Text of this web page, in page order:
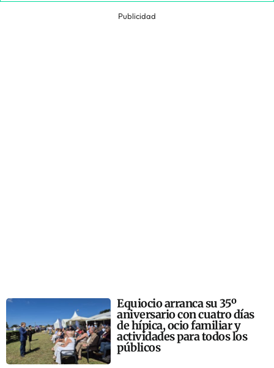
Publicidad
Equiocio arranca su 35º
aniversario con cuatro días
de hípica, ocio familiar y
actividades para todos los
públicos